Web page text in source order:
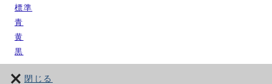
標準
青
黄
黒
閉じる